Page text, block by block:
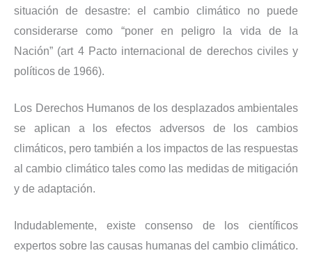
situación de desastre: el cambio climático no puede
considerarse como “poner en peligro la vida de la
Nación” (art 4 Pacto internacional de derechos civiles y
políticos de 1966).
Los Derechos Humanos de los desplazados ambientales
se aplican a los efectos adversos de los cambios
climáticos, pero también a los impactos de las respuestas
al cambio climático tales como las medidas de mitigación
y de adaptación.
Indudablemente, existe consenso de los científicos
expertos sobre las causas humanas del cambio climático.